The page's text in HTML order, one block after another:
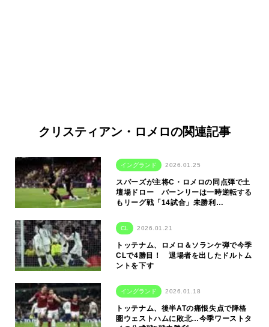
クリスティアン・ロメロの関連記事
イングランド 2026.01.25
スパーズが主将C・ロメロの同点弾で土
壇場ドロー バーンリーは一時逆転する
もリーグ戦「14試合」未勝利…
CL 2026.01.21
トッテナム、ロメロ＆ソランケ弾で今季
CLで4勝目！ 退場者を出したドルトム
ントを下す
イングランド 2026.01.18
トッテナム、後半ATの痛恨失点で降格
圏ウェストハムに敗北…今季ワーストタ